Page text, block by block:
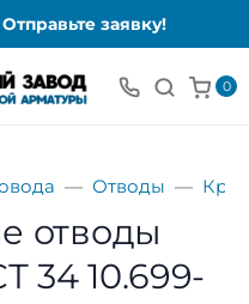
заявку!
0
Отводы
отводы
34 10.699-